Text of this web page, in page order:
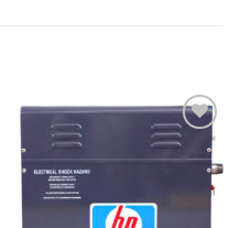
Add to
wishlist